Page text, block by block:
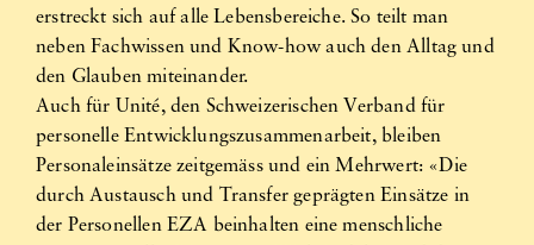
erstreckt sich auf alle Lebensbereiche. So teilt man
neben Fachwissen und Know-how auch den Alltag und
den Glauben miteinander.
Auch für Unité, den Schweizerischen Verband für
personelle Entwicklungszusammenarbeit, bleiben
Personaleinsätze zeitgemäss und ein Mehrwert: «Die
durch Austausch und Transfer geprägten Einsätze in
der Personellen EZA beinhalten eine menschliche